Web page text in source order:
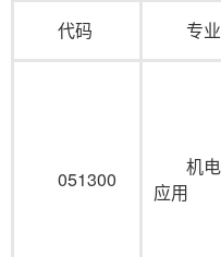
代码 专
051300
机
应用